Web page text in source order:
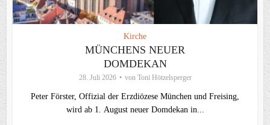
Kirche
MÜNCHENS NEUER
DOMDEKAN
28. Juli 2026 von Toni Hötzelsperger
Peter Förster, Offizial der Erzdiözese München und Freising,
wird ab 1. August neuer Domdekan in...